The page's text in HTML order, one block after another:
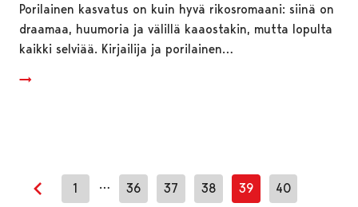
Porilainen kasvatus on kuin hyvä rikosromaani: siinä on
draamaa, huumoria ja välillä kaaostakin, mutta lopulta
kaikki selviää. Kirjailija ja porilainen…
Edellinen sivu
1 … 36 37 38 39 40